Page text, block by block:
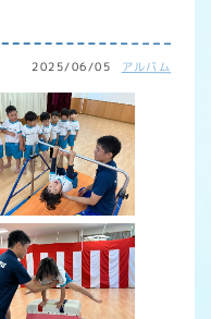
2025/06/05 アルバム